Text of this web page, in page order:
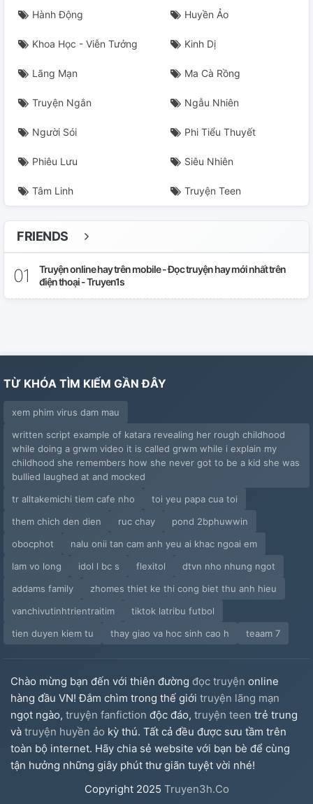
26. Bever (End)
Extra Chap 1: Honeymoon - Jeju
Extra Chap 2: Honeymoon - Kansai
Hành Động Huyền Ảo
Khoa Học - Viễn Tưởng Kinh Dị
Lãng Mạn Ma Cà Rồng
Truyện Ngắn Ngẫu Nhiên
Người Sói Phi Tiểu Thuyết
Phiêu Lưu Siêu Nhiên
Tâm Linh Truyện Teen
FRIENDS
Truyện online hay trên mobile - Đọc truyện hay mới nhất trên
điện thoại - Truyen1s
TỪ KHÓA TÌM KIẾM GẦN ĐÂY
xem phim virus dam mau
written script example of katara revealing her rough childhood
while doing a grwm video it is called grwm while i explain my
childhood she remembers how she never got to be a kid she was
bullied laughed at and mocked
tr alltakemichi tiem cafe nho
toi yeu papa cua toi
them chich den dien
ruc chay
pond 2bphuwwin
obocphot
nalu onii tan cam anh yeu ai khac ngoai em
lam vo long
idol l bc s flexitol
dtvn nho nhung ngot
addams family
zhomes thiet ke thi cong biet thu anh hieu
vanchivutinhtrientraitim
tiktok latribu futbol
tien duyen kiem tu
thay giao va hoc sinh cao h teaam 7
Chào mừng bạn đến với thiên đường đọc truyện online
hàng đầu VN! Đắm chìm trong thế giới truyện lãng mạn
ngọt ngào, truyện fanfiction độc đáo, truyện teen trẻ trung
và truyện huyền ảo kỳ thú. Tất cả đều được sưu tầm trên
toàn bộ internet. Hãy chia sẻ website với bạn bè để cùng
tận hưởng những giây phút thư giãn tuyệt vời nhé!
Copyright 2025 Truyen3h.Co